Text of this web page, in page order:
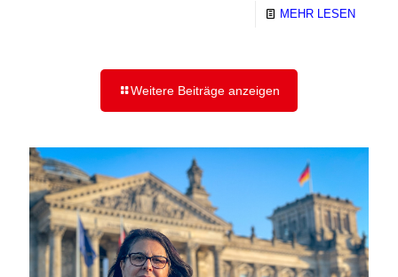
MEHR LESEN
Weitere Beiträge anzeigen